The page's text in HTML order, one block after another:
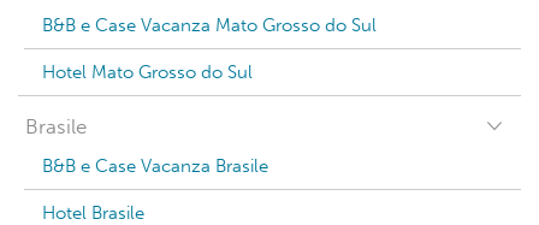
B&B e Case Vacanza Mato Grosso do Sul
Hotel Mato Grosso do Sul
Brasile
B&B e Case Vacanza Brasile
Hotel Brasile